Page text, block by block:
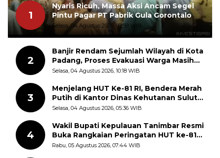
1
Nyaris Ricuh, Massa Aksi Ancam Segel
Pintu Pagar PT Pabrik Gula Gorontalo
Selasa, 04 Agustus 2026, 07:59 WIB
2
Banjir Rendam Sejumlah Wilayah di Kota
Padang, Proses Evakuasi Warga Masih
Berlangsung
Selasa, 04 Agustus 2026, 10:18 WIB
3
Menjelang HUT Ke-81 RI, Bendera Merah
Putih di Kantor Dinas Kehutanan Sulut
Disorot Warga
Selasa, 04 Agustus 2026, 05:36 WIB
4
Wakil Bupati Kepulauan Tanimbar Resmi
Buka Rangkaian Peringatan HUT ke-81
Kemerdekaan RI, ASN Diajak Perkuat
Rabu, 05 Agustus 2026, 07:44 WIB